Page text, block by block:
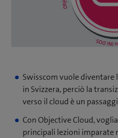
Swisscom vuole diventare
in Svizzera, perciò la
verso il cloud è un
Con Objective Cloud,
principali lezioni imparate